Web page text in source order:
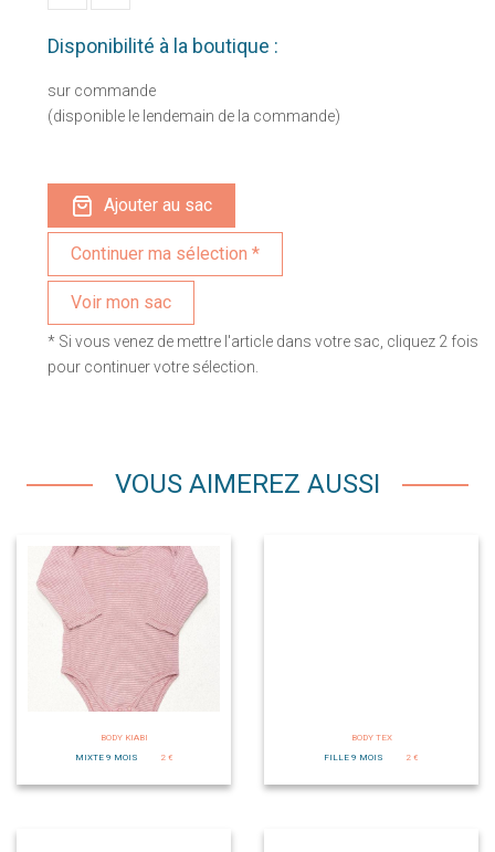
Disponibilité à la boutique :
sur commande
(disponible le lendemain de la commande)
Ajouter au sac
Voir mon sac
* Si vous venez de mettre l'article dans votre sac, cliquez 2 fois
pour continuer votre sélection.
VOUS AIMEREZ AUSSI
BODY KIABI
MIXTE 9 MOIS
2 €
BODY TEX
FILLE 9 MOIS
2 €